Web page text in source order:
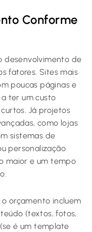
Conforme
desenvolvimento de
fatores. Sites mais
poucas páginas e
ter um custo
Já projetos
como lojas
sistemas de
personalização
maior e um tempo
orçamento incluem
(textos, fotos,
é um template